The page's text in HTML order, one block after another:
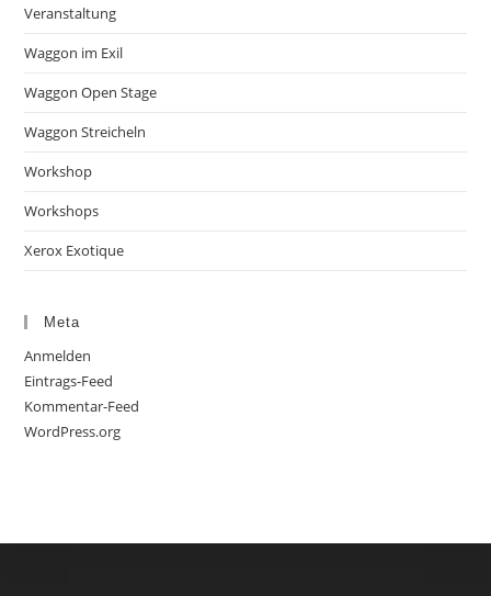
Veranstaltung
Waggon im Exil
Waggon Open Stage
Waggon Streicheln
Workshop
Workshops
Xerox Exotique
Meta
Anmelden
Eintrags-Feed
Kommentar-Feed
WordPress.org